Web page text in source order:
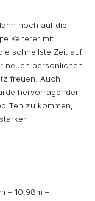
noch auf die
Kelterer mit
schnellste Zeit auf
neuen persönlichen
freuen. Auch
hervorragender
Ten zu kommen,
– 10,98m –